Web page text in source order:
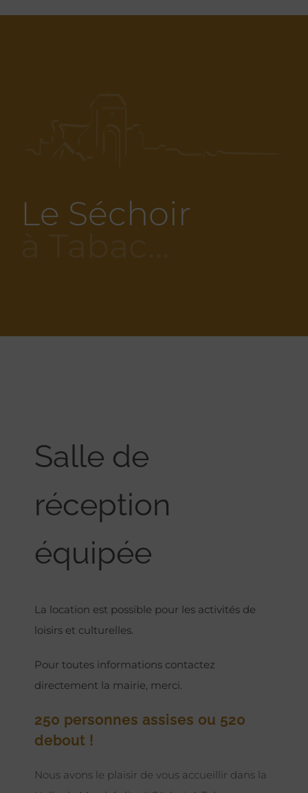
Le Séchoir
Salle de
réception
équipée
La location est possible pour les activités de
loisirs et culturelles.
Pour toutes informations contactez
directement la mairie, merci.
250 personnes assises ou 520
debout !
Nous avons le plaisir de vous accueillir dans la